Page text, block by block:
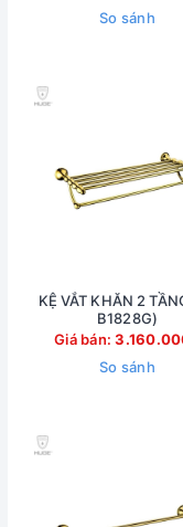
So sánh
KỆ VẮT KHĂN 2
B1828G)
Giá bán:
So sánh